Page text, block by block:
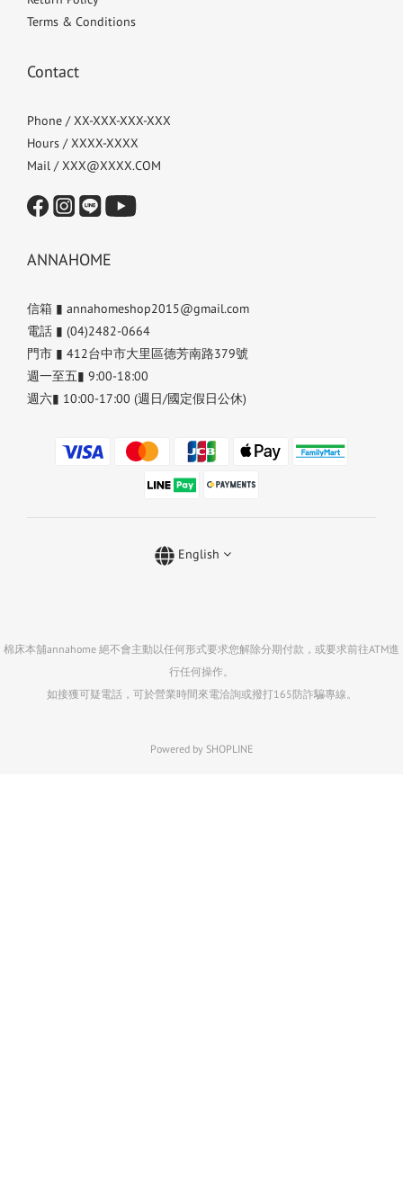
Terms & Conditions
Contact
Phone / XX-XXX-XXX-XXX
Hours / XXXX-XXXX
Mail / XXX@XXXX.COM
ANNAHOME
信箱 ▮ annahomeshop2015@gmail.com
電話 ▮ (04)2482-0664
門市 ▮ 412台中市大里區德芳南路379號
週一至五▮ 9:00-18:00
週六▮ 10:00-17:00 (週日/國定假日公休)
English
棉床本舖annahome 絕不會主動以任何形式要求您解除分期付款，或要求前往ATM進
行任何操作。
如接獲可疑電話，可於營業時間來電洽詢或撥打165防詐騙專線。
Powered by SHOPLINE